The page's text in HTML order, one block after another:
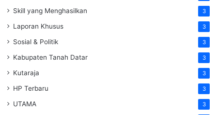
Skill yang Menghasilkan 3
Laporan Khusus 3
Sosial & Politik 3
Kabupaten Tanah Datar 3
Kutaraja 3
HP Terbaru 3
UTAMA 3